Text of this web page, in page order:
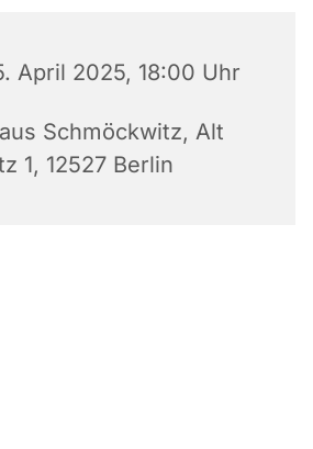
April 2025, 18:00 Uhr
Schmöckwitz, Alt
1, 12527 Berlin